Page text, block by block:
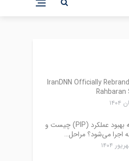
IranDNN Officially
برنامه بهبود عملکرد (PIP) چیست و
اجرا می‌شود؟ مراحل…